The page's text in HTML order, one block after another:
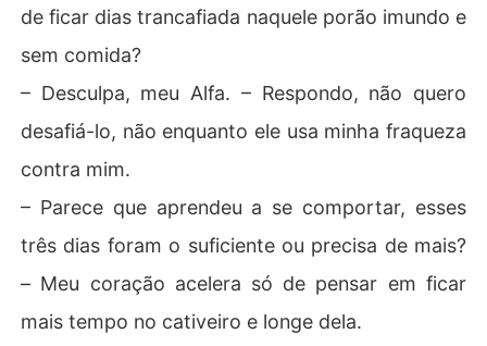
de ficar dias trancafiada naquele porão imundo e
sem comida?
– Desculpa, meu Alfa. – Respondo, não quero
desafiá-lo, não enquanto ele usa minha fraqueza
contra mim.
– Parece que aprendeu a se comportar, esses
três dias foram o suficiente ou precisa de mais?
– Meu coração acelera só de pensar em ficar
mais tempo no cativeiro e longe dela.